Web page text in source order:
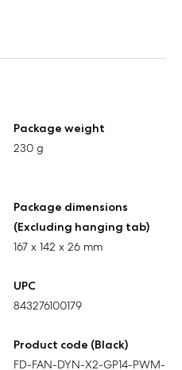
Package weight
230 g
Package dimensions
(Excluding hanging tab)
167 x 142 x 26 mm
UPC
843276100179
Product code (Black)
FD-FAN-DYN-X2-GP14-PWM-